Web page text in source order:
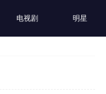
电视剧 明星